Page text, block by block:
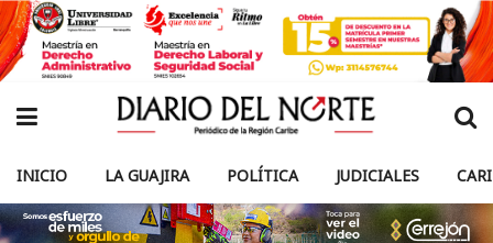
INICIO LA GUAJIRA POLÍTICA JUDICIALES